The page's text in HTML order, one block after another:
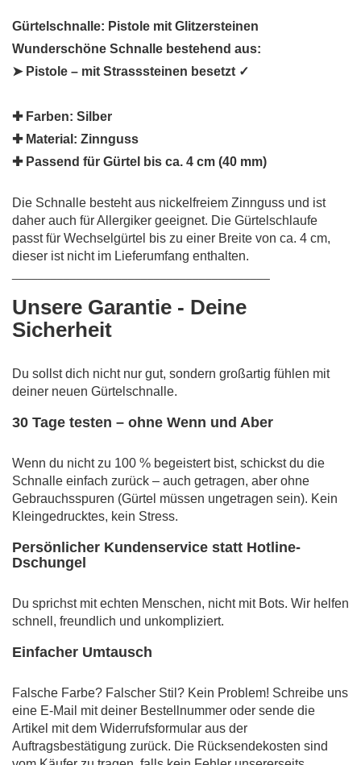
Gürtelschnalle: Pistole mit Glitzersteinen
Wunderschöne Schnalle bestehend aus:
➤ Pistole – mit Strasssteinen besetzt ✓
✚ Farben: Silber
✚ Material: Zinnguss
✚ Passend für Gürtel bis ca. 4 cm (40 mm)
Die Schnalle besteht aus nickelfreiem Zinnguss und ist
daher auch für Allergiker geeignet. Die Gürtelschlaufe
passt für Wechselgürtel bis zu einer Breite von ca. 4 cm,
dieser ist nicht im Lieferumfang enthalten.
Unsere Garantie - Deine
Sicherheit
Du sollst dich nicht nur gut, sondern großartig fühlen mit
deiner neuen Gürtelschnalle.
30 Tage testen – ohne Wenn und Aber
Wenn du nicht zu 100 % begeistert bist, schickst du die
Schnalle einfach zurück – auch getragen, aber ohne
Gebrauchsspuren (Gürtel müssen ungetragen sein). Kein
Kleingedrucktes, kein Stress.
Persönlicher Kundenservice statt Hotline-
Dschungel
Du sprichst mit echten Menschen, nicht mit Bots. Wir helfen
schnell, freundlich und unkompliziert.
Einfacher Umtausch
Falsche Farbe? Falscher Stil? Kein Problem! Schreibe uns
eine E-Mail mit deiner Bestellnummer oder sende die
Artikel mit dem Widerrufsformular aus der
Auftragsbestätigung zurück. Die Rücksendekosten sind